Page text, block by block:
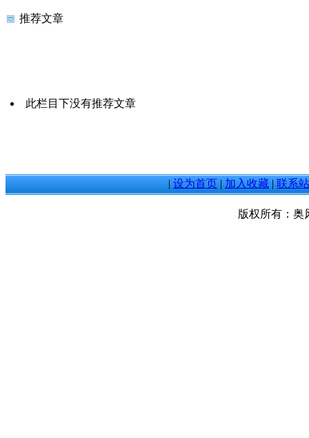
推荐文章
此栏目下没有推荐文章
| 设为首页 | 加入收藏 | 联系
版权所有：奥